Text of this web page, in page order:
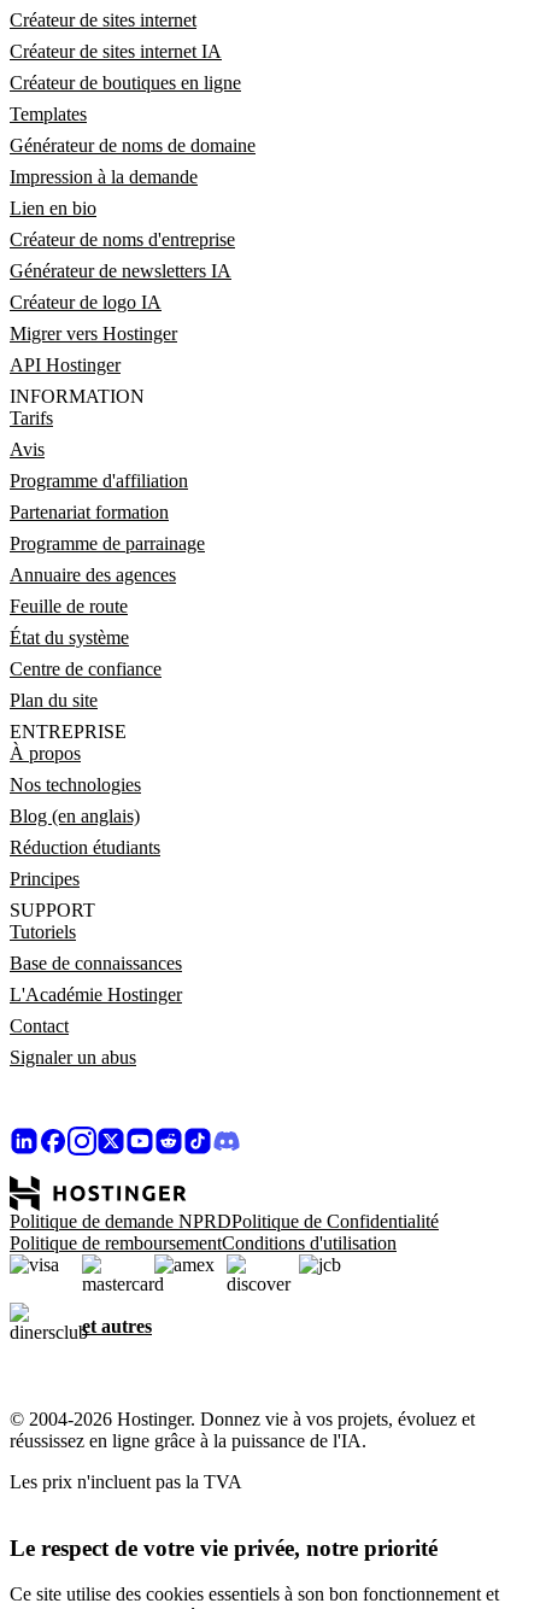
Créateur de sites internet
Créateur de sites internet IA
Créateur de boutiques en ligne
Templates
Générateur de noms de domaine
Impression à la demande
Lien en bio
Créateur de noms d'entreprise
Générateur de newsletters IA
Créateur de logo IA
Migrer vers Hostinger
API Hostinger
INFORMATION
Tarifs
Avis
Programme d'affiliation
Partenariat formation
Programme de parrainage
Annuaire des agences
Feuille de route
État du système
Centre de confiance
Plan du site
ENTREPRISE
À propos
Nos technologies
Blog (en anglais)
Réduction étudiants
Principes
SUPPORT
Tutoriels
Base de connaissances
L'Académie Hostinger
Contact
Signaler un abus
Politique de demande NPRDPolitique de Confidentialité
Politique de remboursementConditions d'utilisation
et autres
© 2004-2026 Hostinger. Donnez vie à vos projets, évoluez et
réussissez en ligne grâce à la puissance de l'IA.
Les prix n'incluent pas la TVA
Le respect de votre vie privée, notre priorité
Ce site utilise des cookies essentiels à son bon fonctionnement et